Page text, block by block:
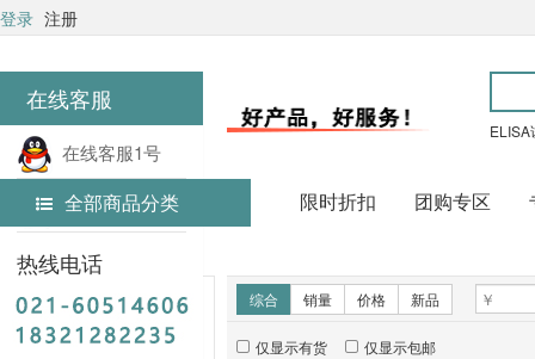
在线客服
在线客服1号
在线客服2号
热线电话
登录 注册
ELISA
全部商品分类 限时折扣 团购专区
首页
常用试剂
新品推荐
综合 销量 价格 新品
仅显示有货 仅显示包邮